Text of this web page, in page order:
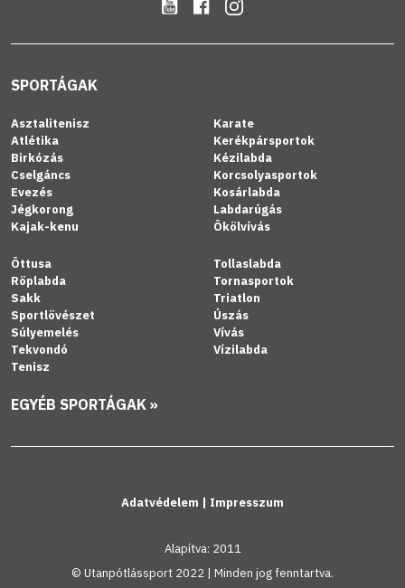
SPORTÁGAK
Asztalitenisz
Atlétika
Birkózás
Cselgáncs
Evezés
Jégkorong
Kajak-kenu
Karate
Kerékpársportok
Kézilabda
Korcsolyasportok
Kosárlabda
Labdarúgás
Ökölvívás
Öttusa
Röplabda
Sakk
Sportlövészet
Súlyemelés
Tekvondó
Tenisz
Tollaslabda
Tornasportok
Triatlon
Úszás
Vívás
Vízilabda
EGYÉB SPORTÁGAK »
Adatvédelem | Impresszum
Alapítva: 2011
© Utanpótlássport 2022 | Minden jog fenntartva.